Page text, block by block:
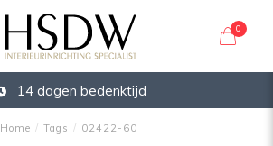
0
14 dagen bedenktijd
Home / Tags / 02422-60